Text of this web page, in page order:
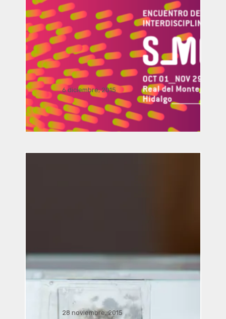
Dialogo Interdisciplinar: El viaje del
arte y la arquitectura a la realidad
aumentada por Manusamo & Bzika
simbiosis 2015 “El último aliento”
6 diciembre, 2015
28 noviembre, 2015